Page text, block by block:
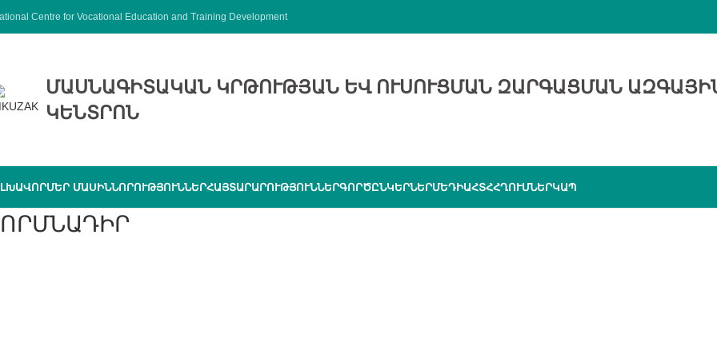
Centre for Vocational Education and Training Development
ՄԱՍՆԱԳԻՏԱԿԱՆ ԿՐԹՈՒԹՅԱՆ ԵՎ ՈՒՍՈՒՑՄԱՆ ԶԱՐԳԱՑՄԱՆ
ԿԵՆՏՐՈՆ
ՄԵՐ ՄԱՍԻՆՆՈՐՈՒԹՅՈՒՆՆԵՐՀԱՅՏԱՐԱՐՈՒԹՅՈՒՆՆԵՐԳՈՐԾԸՆԿԵՐՆԵՐՄԵԴԻԱՀՏՀՀՂՈՒՄՆԵՐԿԱՊ
ՈՐՄՆԱԴԻՐ